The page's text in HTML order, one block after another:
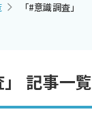
「#意識調査」
」 記事一覧